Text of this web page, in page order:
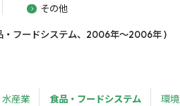
その他
・フードシステム、2006年～2006年 )
水産業 食品・フードシステム 環境